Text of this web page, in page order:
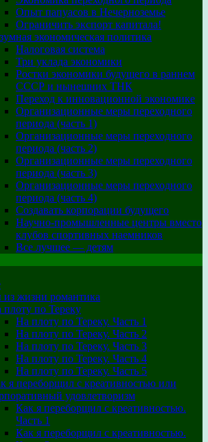
Опыт папуасов в Нечерноземье
Ограничить экспорт капитала!
экономическая политика
Налоговая система
Три уклада экономики
Ростки экономики будущего в раннем
СССР и нынешних ТНК
Переход к инновационной экономике
Организационные меры переходного
периода (часть 1)
Организационные меры переходного
периода (часть 2)
Организационные меры переходного
периода (часть 3)
Организационные меры переходного
периода (часть 4)
Создавать корпорации будущего
Научно-промышленные центры вместо
клубов спортивных наемников
Все лучшее — детям
жизни романтика
плоту по Тереку
На плоту по Тереку. Часть 1
На плоту по Тереку. Часть 2
На плоту по Тереку. Часть 3
На плоту по Тереку. Часть 4
На плоту по Тереку. Часть 5
я переборщил с креативностью или
удовлетворизм
Как я переборщил с креативностью.
Часть 1
Как я переборщил с креативностью.